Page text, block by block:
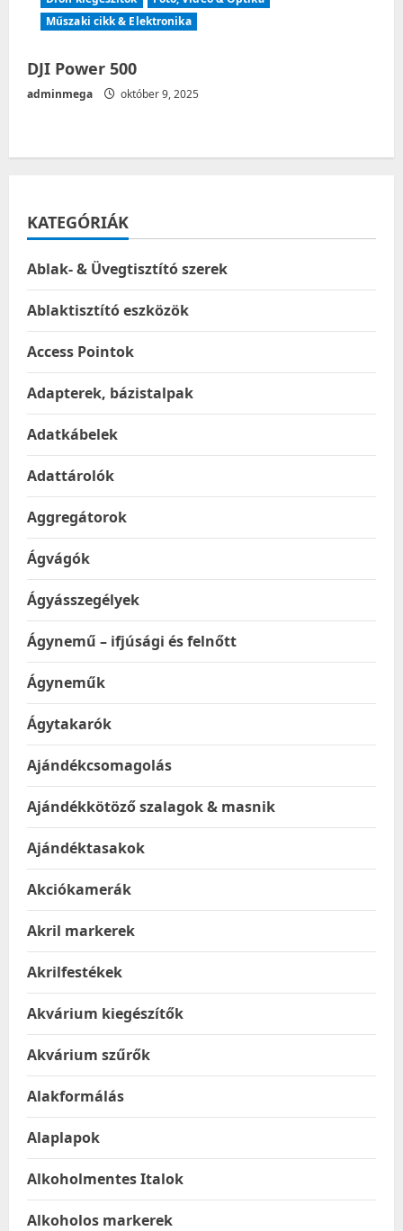
Műszaki cikk & Elektronika
DJI Power 500
adminmega október 9, 2025
KATEGÓRIÁK
Ablak- & Üvegtisztító szerek
Ablaktisztító eszközök
Access Pointok
Adapterek, bázistalpak
Adatkábelek
Adattárolók
Aggregátorok
Ágvágók
Ágyásszegélyek
Ágynemű – ifjúsági és felnőtt
Ágyneműk
Ágytakarók
Ajándékcsomagolás
Ajándékkötöző szalagok & masnik
Ajándéktasakok
Akciókamerák
Akril markerek
Akrilfestékek
Akvárium kiegészítők
Akvárium szűrők
Alakformálás
Alaplapok
Alkoholmentes Italok
Alkoholos markerek